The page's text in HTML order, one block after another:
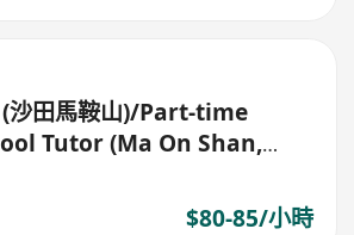
(沙田馬鞍山)/Part-time
Tutor (Ma On Shan,
$80-85/小時